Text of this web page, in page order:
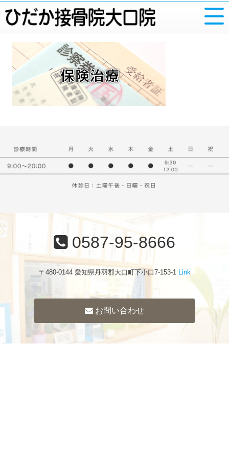
0587-95-8666
〒480-0144 愛知県丹羽郡大口町下小口7-153-1 Link
お問い合わせ